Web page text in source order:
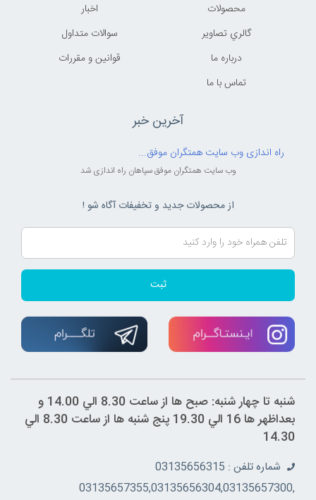
محصولات
گالري تصاوير
درباره ما
تماس با ما
اخبار
سوالات متداول
قوانين و مقررات
آخرین خبر
راه اندازی وب سایت همتگران موفق...
وب سایت همتگران موفق سپاهان راه اندازی شد
از محصولات جدید و تخفیفات آگاه شو !
ثبت
شنبه تا چهار شنبه: صبح ها از ساعت 8.30 الي 14.00 و
بعداظهر ها 16 الي 19.30 پنج شنبه ها از ساعت 8.30 الي
14.30
شماره تلفن : 03135656315
,03135657355,03135656304,03135657300